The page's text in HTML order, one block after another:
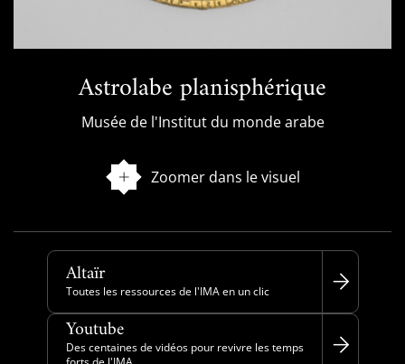
Astrolabe planisphérique
Musée de l'Institut du monde arabe
Zoomer dans le visuel
Altaïr
Toutes les ressources de l'IMA en un clic
Youtube
Des centaines de vidéos pour revivre les temps